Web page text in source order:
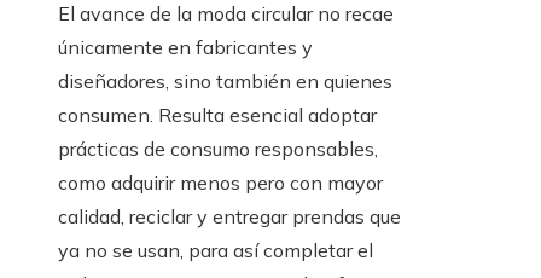
El avance de la moda circular no recae
únicamente en fabricantes y
diseñadores, sino también en quienes
consumen. Resulta esencial adoptar
prácticas de consumo responsables,
como adquirir menos pero con mayor
calidad, reciclar y entregar prendas que
ya no se usan, para así completar el